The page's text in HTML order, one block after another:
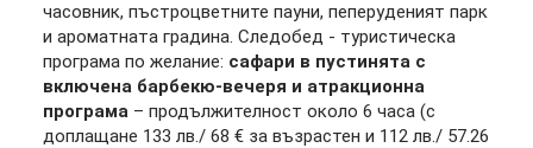
часовник, пъстроцветните пауни, пеперуденият парк
и ароматната градина. Следобед - туристическа
програма по желание: сафари в пустинята с
включена барбекю-вечеря и атракционна
програма – продължителност около 6 часа (с
доплащане 133 лв./ 68 € за възрастен и 112 лв./ 57.26